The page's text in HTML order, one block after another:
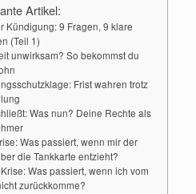
Artikel:
Kündigung: 9 Fragen, 9 klare
(Teil 1)
unwirksam? So bekommst du
Frist wahren trotz
Was nun? Deine Rechte als
Was passiert, wenn mir der
die Tankkarte entzieht?
Was passiert, wenn ich vom
zurückkomme?